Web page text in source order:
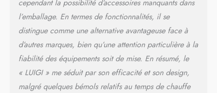
d’arrêt automatique en cas
d’extinction de flamme :
sérénité assurée pendant la
cuisson.
Moments
conviviaux garantis :
transformez votre terrasse
ou jardin en véritable
pizzeria, pour famille ou
amis.
cependant la possibilité d’accessoires manquants dans
l’emballage. En termes de fonctionnalités, il se
distingue comme une alternative avantageuse face à
d’autres marques, bien qu’une attention particulière à la
fiabilité des équipements soit de mise. En résumé, le
« LUIGI » me séduit par son efficacité et son design,
malgré quelques bémols relatifs au temps de chauffe